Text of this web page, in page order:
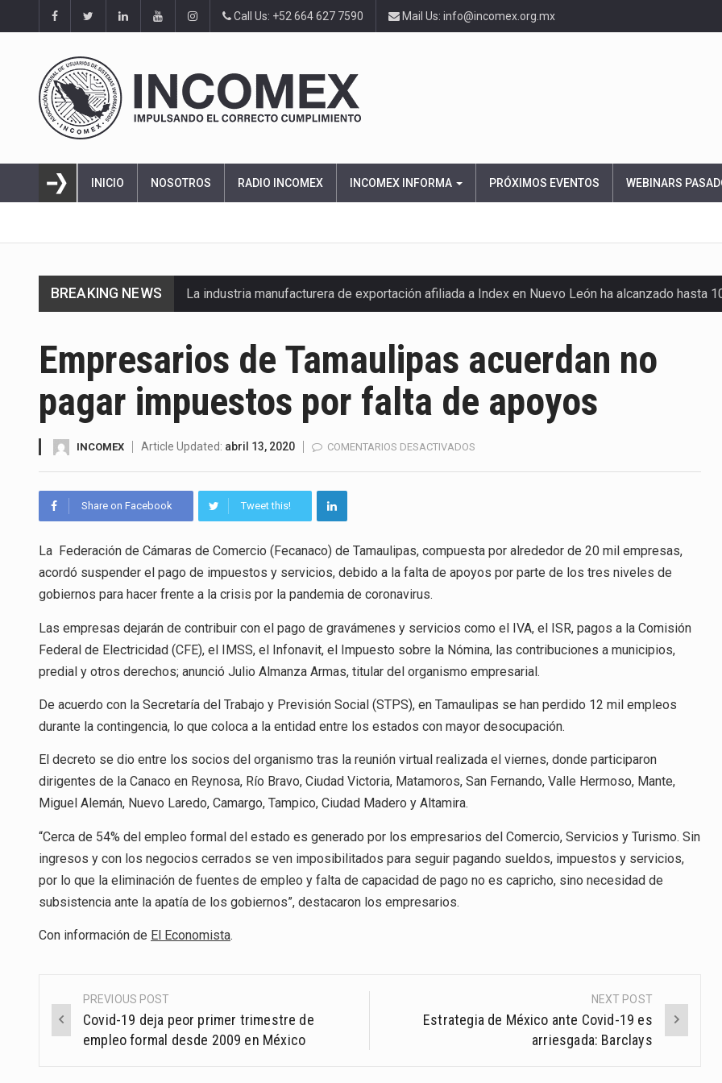
Call Us: +52 664 627 7590 Mail Us: info@incomex.org.mx
INICIO NOSOTROS RADIO INCOMEX INCOMEX INFORMA PRÓXIMOS EVENTOS WEBINARS
BREAKING NEWS La industria manufacturera de exportación afiliada a Index en Nuevo León ha alcanzado hasta
El superávit comercial de México con Estados Unidos alcanzó 102,581 millones de dólares
El Tribunal Federal de Justicia Administrativa (TFJA), a través de su Segunda Sala Regional en…
El Gobierno de Estados Unidos ha procesado la devolución de aproximadamente 100,000
La Cámara Minera de México (Camimex) proyecta una inversión total de 6,402.2 millones de
El secretario de Economía de México, Marcelo Ebrard Casaubon, sostuvo una reunión de trabajo
La reforma que reduce la jornada laboral a 40 horas semanales omitió precisar su aplicación…
El gobierno federal creó mediante decreto la Oficina Presidencial para la Promoción de
Empresarios de Tamaulipas acuerdan no
pagar impuestos por falta de apoyos
INCOMEX Article Updated: abril 13, 2020 COMENTARIOS DESACTIVADOS
PAGAR
APOYOS
Share on Facebook Tweet this!
La Federación de Cámaras de Comercio (Fecanaco) de Tamaulipas, compuesta por alrededor de 20 mil empresas,
acordó suspender el pago de impuestos y servicios, debido a la falta de apoyos por parte de los tres niveles de
gobiernos para hacer frente a la crisis por la pandemia de coronavirus.
Las empresas dejarán de contribuir con el pago de gravámenes y servicios como el IVA, el ISR, pagos a la Comisión
Federal de Electricidad (CFE), el IMSS, el Infonavit, el Impuesto sobre la Nómina, las contribuciones a municipios,
predial y otros derechos; anunció Julio Almanza Armas, titular del organismo empresarial.
De acuerdo con la Secretaría del Trabajo y Previsión Social (STPS), en Tamaulipas se han perdido 12 mil empleos
durante la contingencia, lo que coloca a la entidad entre los estados con mayor desocupación.
El decreto se dio entre los socios del organismo tras la reunión virtual realizada el viernes, donde participaron
dirigentes de la Canaco en Reynosa, Río Bravo, Ciudad Victoria, Matamoros, San Fernando, Valle Hermoso, Mante,
Miguel Alemán, Nuevo Laredo, Camargo, Tampico, Ciudad Madero y Altamira.
“Cerca de 54% del empleo formal del estado es generado por los empresarios del Comercio, Servicios y Turismo. Sin
ingresos y con los negocios cerrados se ven imposibilitados para seguir pagando sueldos, impuestos y servicios,
por lo que la eliminación de fuentes de empleo y falta de capacidad de pago no es capricho, sino necesidad de
subsistencia ante la apatía de los gobiernos”, destacaron los empresarios.
Con información de El Economista.
Post
navigation
PREVIOUS POST
Covid-19 deja peor primer trimestre de
empleo formal desde 2009 en México
NEXT POST
Estrategia de México ante Covid-19 es
arriesgada: Barclays